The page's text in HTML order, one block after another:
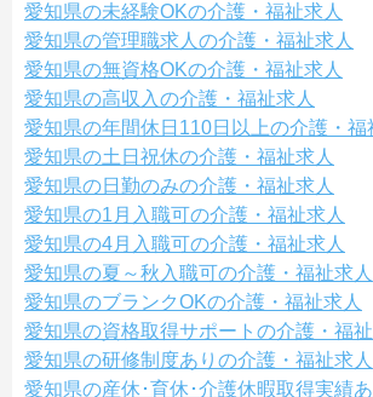
愛知県の未経験OKの介護・福祉求人
愛知県の管理職求人の介護・福祉求人
愛知県の無資格OKの介護・福祉求人
愛知県の高収入の介護・福祉求人
愛知県の年間休日110日以上の介護・福
愛知県の土日祝休の介護・福祉求人
愛知県の日勤のみの介護・福祉求人
愛知県の1月入職可の介護・福祉求人
愛知県の4月入職可の介護・福祉求人
愛知県の夏～秋入職可の介護・福祉求人
愛知県のブランクOKの介護・福祉求人
愛知県の資格取得サポートの介護・福祉
愛知県の研修制度ありの介護・福祉求人
愛知県の産休･育休･介護休暇取得実績